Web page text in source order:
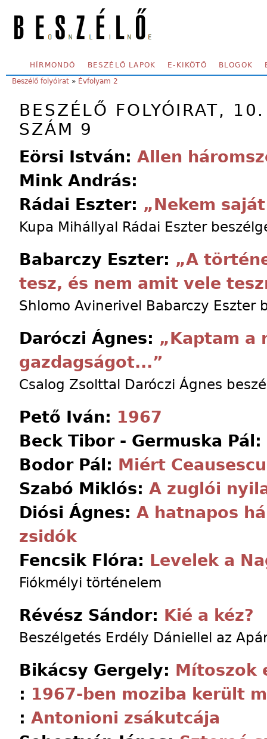
SECONDARY MENU
HÍRMONDÓ BESZÉLŐ LAPOK E-KIKÖTŐ BLOGOK
YOU ARE HERE:
Beszélő folyóirat » Évfolyam 2
BESZÉLŐ FOLYÓIRAT,
SZÁM 9
Eörsi István: Allen
Mink András:
Rádai Eszter: „Nekem
Kupa Mihállyal Rádai Eszter
Babarczy Eszter: „A
tesz, és nem amit vele
Shlomo Avinerivel Babarczy Eszter
Daróczi Ágnes: „Kaptam a
gazdagságot...”
Csalog Zsolttal Daróczi Ágnes
Pető Iván: 1967
Beck Tibor - Germuska Pál:
Bodor Pál: Miért
Szabó Miklós: A zuglói
Diósi Ágnes: A hatnapos
zsidók
Fencsik Flóra: Levelek a
Fiókmélyi történelem
Révész Sándor: Kié a kéz?
Beszélgetés Erdély Dániellel az
Bikácsy Gergely: Mítoszok
: 1967-ben moziba került
: Antonioni zsákutcája